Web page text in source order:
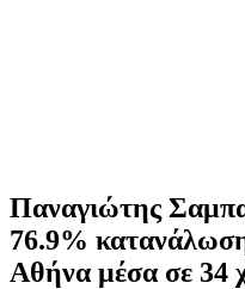
Παναγιώτης
76.9%
Αθήνα μέσα σε 34